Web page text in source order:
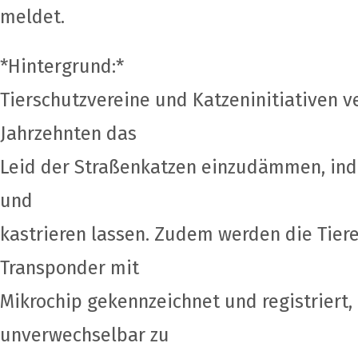
meldet.
*Hintergrund:*
Tierschutzvereine und Katzeninitiativen
Jahrzehnten das
Leid der Straßenkatzen einzudämmen,
und
kastrieren lassen. Zudem werden die
Transponder mit
Mikrochip gekennzeichnet und registriert,
unverwechselbar zu